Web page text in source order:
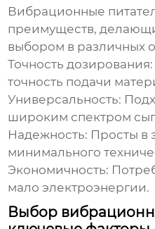
Вибрационные
преимуществ,
выбором в различных
Точность дозирования:
точность подачи
Универсальность:
широким спектром
Надежность: Просты в
минимального
Экономичность:
мало электроэнергии.
Выбор